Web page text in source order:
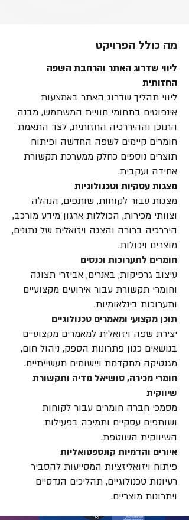
מה כולל הפרויקט
ליווי שדרוג האתר והרחבת השפה
החזותית
ליווי תהליך שדרוג האתר באמצעות
אינפוטים בתחומי חוויית המשתמש, מבנה
התוכן וההיררכיה החזותית, לצד התאמת
חומרים קיימים לשפה החדשה ופיתוח
תוצרים נוספים כחלק ממערכת תקשורת
אחידה ועקבית.
מצגות עסקיות וטכנולוגיות
מצגות עבור לקוחות, שותפים, הנהלה
וצוותי מכירות, הכוללות ארגון מידע מורכב,
היררכיה ברורה והצגה ויזואלית של נתונים,
מוצרים ויכולות.
חומרים לתערוכות וכנסים
עיצוב גרפיקות, באנרים, אביזרי תצוגה
וחומרי תקשורת עבור אירועים מקצועיים
ותערוכות בינלאומיות.
תוכן מקצועי ומאמרים טכנולוגיים
יצירת שפה ויזואלית למאמרים מקצועיים
בנושאים כגון פתרונות הספק, ניהול חום,
מגנטיקה מתקדמת ויישומים תעשייתיים.
חומרי מכירה, סושיאל מדיה ותקשורת
שיווקית
מסמכי חברה חומרים עבור לקוחות
ושותפים עסקיים ותמיכה בפעילות
השיווקית השוטפת.
איורים והדמיות קונספטואליות
פיתוח ויזואליזציות המסייעות להסביר
רעיונות טכנולוגיים, תהליכים הנדסיים
ויתרונות מוצריים.